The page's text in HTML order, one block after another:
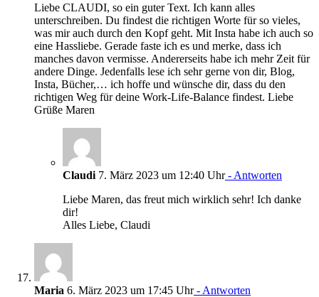
Liebe CLAUDI, so ein guter Text. Ich kann alles
unterschreiben. Du findest die richtigen Worte für so vieles,
was mir auch durch den Kopf geht. Mit Insta habe ich auch so
eine Hassliebe. Gerade faste ich es und merke, dass ich
manches davon vermisse. Andererseits habe ich mehr Zeit für
andere Dinge. Jedenfalls lese ich sehr gerne von dir, Blog,
Insta, Bücher,… ich hoffe und wünsche dir, dass du den
richtigen Weg für deine Work-Life-Balance findest. Liebe
Grüße Maren
Claudi 7. März 2023 um 12:40 Uhr- Antworten
Liebe Maren, das freut mich wirklich sehr! Ich danke
dir!
Alles Liebe, Claudi
Maria 6. März 2023 um 17:45 Uhr- Antworten